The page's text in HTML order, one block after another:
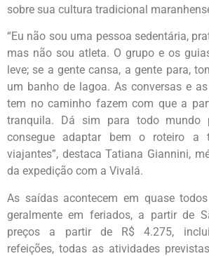
sobre sua cultura tradicional
“Eu não sou uma pessoa sedentária,
mas não sou atleta. O grupo e os
leve; se a gente cansa, a gente para,
um banho de lagoa. As conversas e
tem no caminho fazem com que a
tranquila. Dá sim para todo mundo
consegue adaptar bem o roteiro a
viajantes”, destaca Tatiana Giannini,
da expedição com a Vivalá.
As saídas acontecem em quase
geralmente em feriados, a partir de
preços a partir de R$ 4.275,
refeições, todas as atividades